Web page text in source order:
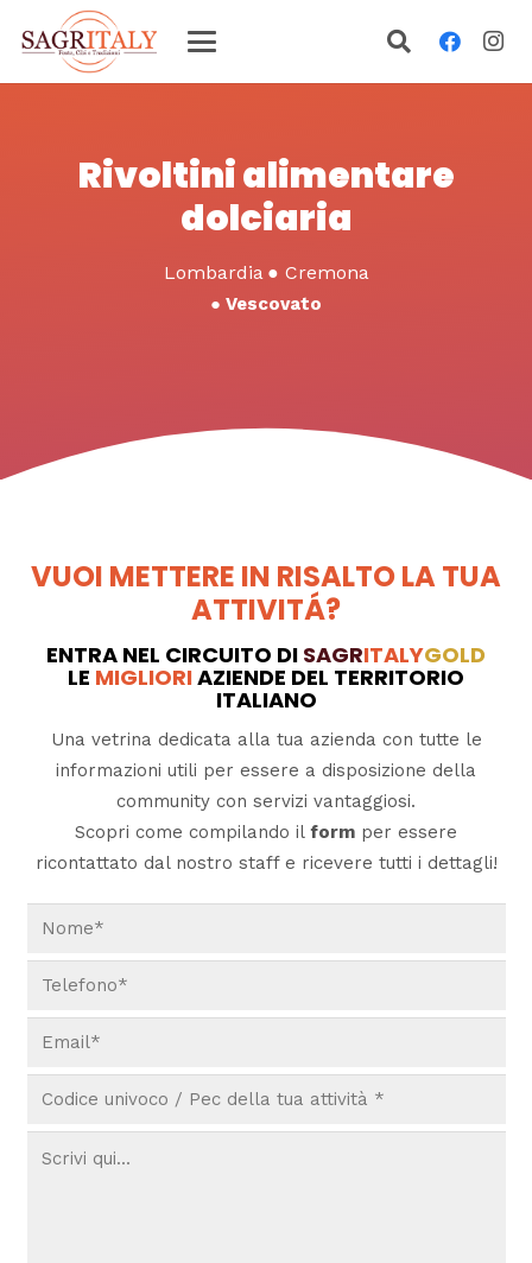
Rivoltini alimentare
dolciaria
Lombardia ● Cremona
● Vescovato
VUOI METTERE IN RISALTO LA TUA
ATTIVITÁ?
ENTRA NEL CIRCUITO DI SAGRITALYGOLD
LE MIGLIORIAZIENDE DEL TERRITORIO
ITALIANO
Una vetrina dedicata alla tua azienda con tutte le
informazioni utili per essere a disposizione della
community con servizi vantaggiosi.
Scopri come compilando il form per essere
ricontattato dal nostro staff e ricevere tutti i dettagli!